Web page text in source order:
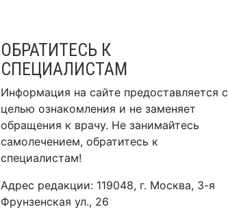
ОБРАТИТЕСЬ К
СПЕЦИАЛИСТАМ
Информация на сайте предоставляется с
целью ознакомления и не заменяет
обращения к врачу. Не занимайтесь
самолечением, обратитесь к
специалистам!
Адрес редакции: 119048, г. Москва, 3-я
Фрунзенская ул., 26